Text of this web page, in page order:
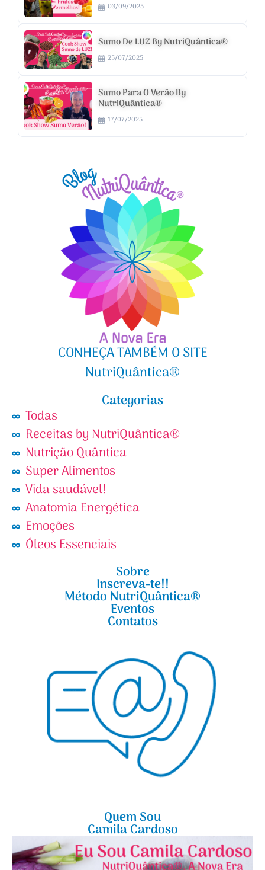
03/09/2025
Sumo De LUZ By NutriQuântica®
25/07/2025
Sumo Para O Verão By
NutriQuântica®
17/07/2025
CONHEÇA TAMBÉM O SITE
NutriQuântica®
Categorias
Todas
Receitas by NutriQuântica®
Nutrição Quântica
Super Alimentos
Vida saudável!
Anatomia Energética
Emoções
Óleos Essenciais
Sobre
Inscreva-te!!
Método NutriQuântica®
Eventos
Contatos
Quem Sou
Camila Cardoso